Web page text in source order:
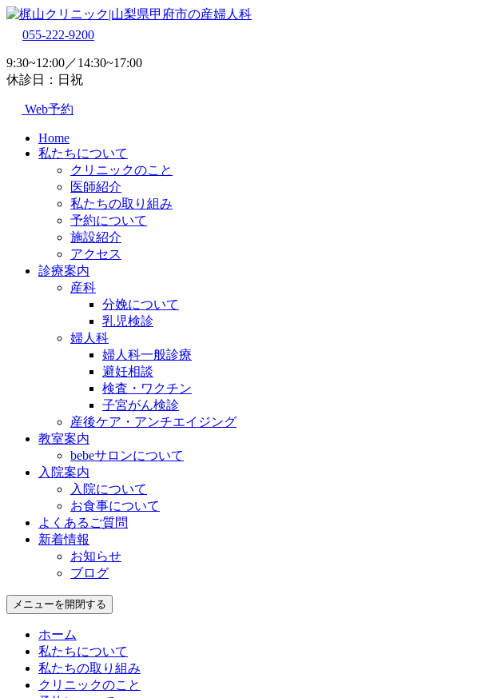
055-222-9200
9:30~12:00／14:30~17:00
休診日：日祝
Web予約
Home
私たちについて
クリニックのこと
医師紹介
私たちの取り組み
予約について
施設紹介
アクセス
診療案内
産科
分娩について
乳児検診
婦人科
婦人科一般診療
避妊相談
検査・ワクチン
子宮がん検診
産後ケア・アンチエイジング
教室案内
bebeサロンについて
入院案内
入院について
お食事について
よくあるご質問
新着情報
お知らせ
ブログ
メニューを開閉する
ホーム
私たちについて
私たちの取り組み
クリニックのこと